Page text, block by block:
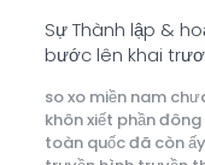
Sự Thành lập &
bước lên khai
so xo miền nam
khôn xiết phần
toàn quốc đã còn